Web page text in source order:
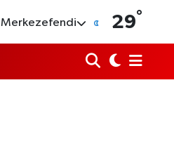
Merkezefendi 29°